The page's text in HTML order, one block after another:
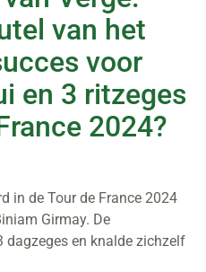
van het
voor
en 3 ritzeges
2024?
in de Tour de France 2024
Girmay. De
dagzeges en knalde zichzelf